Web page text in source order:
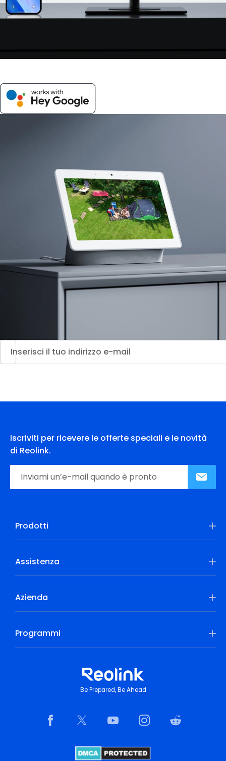
Iscriviti per ricevere le offerte speciali e le novità
di Reolink.
Prodotti
Assistenza
Azienda
Programmi
Be Prepared, Be Ahead